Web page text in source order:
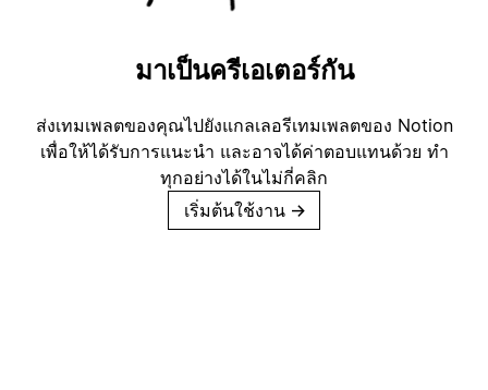
มาเป็นครีเอเตอร์กัน
ส่งเทมเพลตของคุณไปยังแกลเลอรีเทมเพลตของ Notion
เพื่อให้ได้รับการแนะนำ และอาจได้ค่าตอบแทนด้วย ทำ
ทุกอย่างได้ในไม่กี่คลิก
เริ่มต้นใช้งาน →